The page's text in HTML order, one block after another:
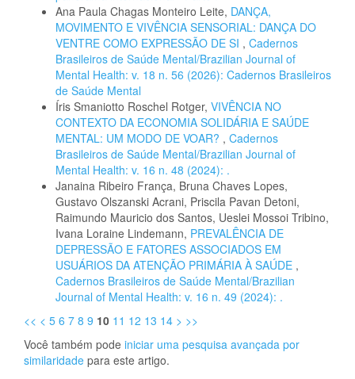
Ana Paula Chagas Monteiro Leite, DANÇA,
MOVIMENTO E VIVÊNCIA SENSORIAL: DANÇA DO
VENTRE COMO EXPRESSÃO DE SI , Cadernos
Brasileiros de Saúde Mental/Brazilian Journal of
Mental Health: v. 18 n. 56 (2026): Cadernos Brasileiros
de Saúde Mental
Íris Smaniotto Roschel Rotger, VIVÊNCIA NO
CONTEXTO DA ECONOMIA SOLIDÁRIA E SAÚDE
MENTAL: UM MODO DE VOAR? , Cadernos
Brasileiros de Saúde Mental/Brazilian Journal of
Mental Health: v. 16 n. 48 (2024): .
Janaina Ribeiro França, Bruna Chaves Lopes,
Gustavo Olszanski Acrani, Priscila Pavan Detoni,
Raimundo Mauricio dos Santos, Ueslei Mossoi Tribino,
Ivana Loraine Lindemann, PREVALÊNCIA DE
DEPRESSÃO E FATORES ASSOCIADOS EM
USUÁRIOS DA ATENÇÃO PRIMÁRIA À SAÚDE ,
Cadernos Brasileiros de Saúde Mental/Brazilian
Journal of Mental Health: v. 16 n. 49 (2024): .
<< < 5 6 7 8 9 10 11 12 13 14 > >>
Você também pode iniciar uma pesquisa avançada por
similaridade para este artigo.